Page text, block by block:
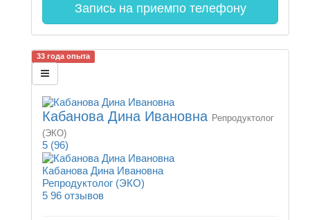
Запись на приемпо телефону
33 года опыта
Кабанова Дина Ивановна Репродуктолог
(ЭКО)
5 (96)
Кабанова Дина Ивановна
Репродуктолог (ЭКО)
5 96 отзывов